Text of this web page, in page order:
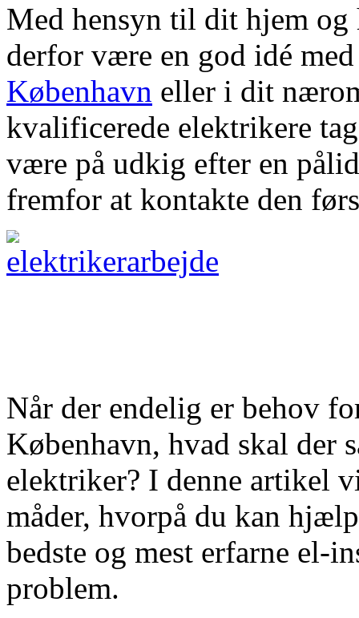
Med hensyn til dit hjem og
derfor være en god idé
København eller i dit
kvalificerede elektrikere
være på udkig efter en
fremfor at kontakte den
Når der endelig er behov
København, hvad skal der
elektriker? I denne artikel
måder, hvorpå du kan
bedste og mest erfarne el-
problem.